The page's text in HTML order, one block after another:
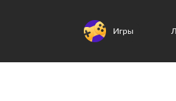
Игры